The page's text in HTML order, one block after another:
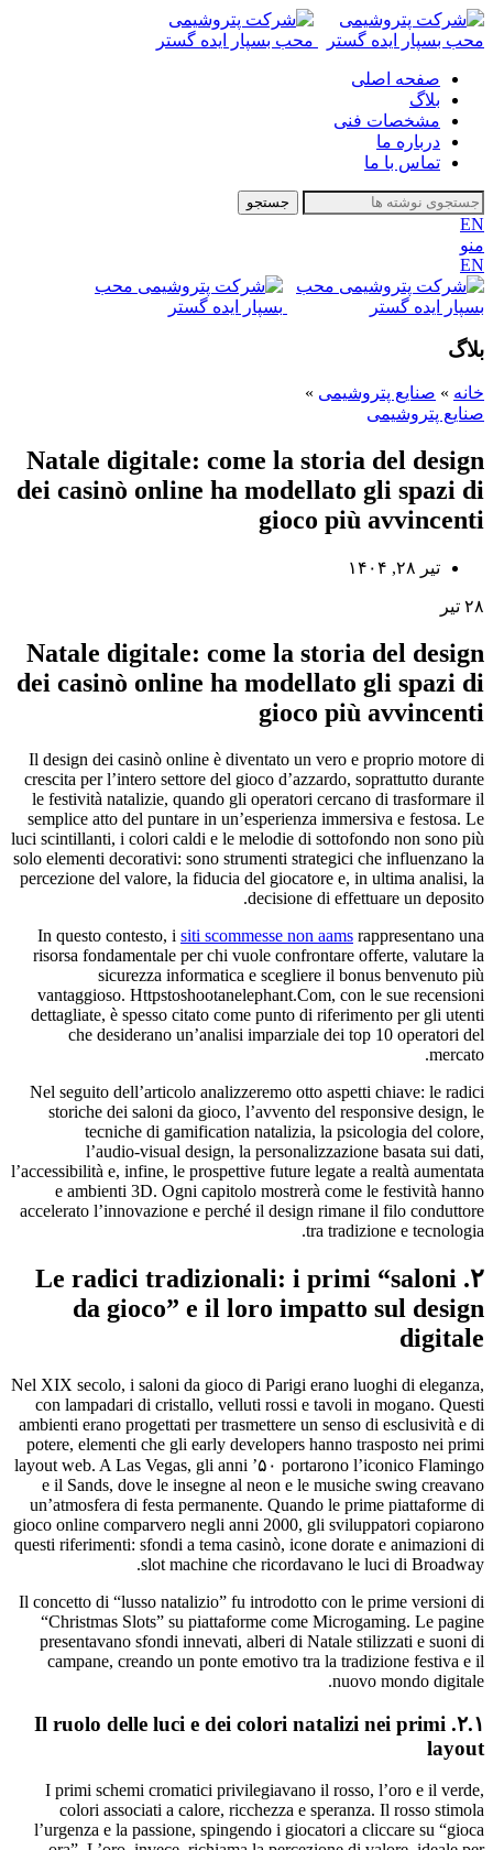
صفحه اصلی
بلاگ
مشخصات فنی
درباره ما
تماس با ما
جستجو
EN
منو
EN
بلاگ
خانه » صنایع پتروشیمی »
صنایع پتروشیمی
Natale digitale: come la storia del design
dei casinò online ha modellato gli spazi di
gioco più avvincenti
تیر ۲۸, ۱۴۰۴
۲۸ تیر
Natale digitale: come la storia del design
dei casinò online ha modellato gli spazi di
gioco più avvincenti
Il design dei casinò online è diventato un vero e proprio motore di
crescita per l’intero settore del gioco d’azzardo, soprattutto durante
le festività natalizie, quando gli operatori cercano di trasformare il
semplice atto del puntare in un’esperienza immersiva e festosa. Le
luci scintillanti, i colori caldi e le melodie di sottofondo non sono più
solo elementi decorativi: sono strumenti strategici che influenzano la
percezione del valore, la fiducia del giocatore e, in ultima analisi, la
decisione di effettuare un deposito.
In questo contesto, i siti scommesse non aams rappresentano una
risorsa fondamentale per chi vuole confrontare offerte, valutare la
sicurezza informatica e scegliere il bonus benvenuto più
vantaggioso. Httpstoshootanelephant.Com, con le sue recensioni
dettagliate, è spesso citato come punto di riferimento per gli utenti
che desiderano un’analisi imparziale dei top 10 operatori del
mercato.
Nel seguito dell’articolo analizzeremo otto aspetti chiave: le radici
storiche dei saloni da gioco, l’avvento del responsive design, le
tecniche di gamification natalizia, la psicologia del colore,
l’audio‑visual design, la personalizzazione basata sui dati,
l’accessibilità e, infine, le prospettive future legate a realtà aumentata
e ambienti 3D. Ogni capitolo mostrerà come le festività hanno
accelerato l’innovazione e perché il design rimane il filo conduttore
tra tradizione e tecnologia.
۲. Le radici tradizionali: i primi “saloni
da gioco” e il loro impatto sul design
digitale
Nel XIX secolo, i saloni da gioco di Parigi erano luoghi di eleganza,
con lampadari di cristallo, velluti rossi e tavoli in mogano. Questi
ambienti erano progettati per trasmettere un senso di esclusività e di
potere, elementi che gli early developers hanno trasposto nei primi
layout web. A Las Vegas, gli anni ’۵۰ portarono l’iconico Flamingo
e il Sands, dove le insegne al neon e le musiche swing creavano
un’atmosfera di festa permanente. Quando le prime piattaforme di
gioco online comparvero negli anni 2000, gli sviluppatori copiarono
questi riferimenti: sfondi a tema casinò, icone dorate e animazioni di
slot machine che ricordavano le luci di Broadway.
Il concetto di “lusso natalizio” fu introdotto con le prime versioni di
“Christmas Slots” su piattaforme come Microgaming. Le pagine
presentavano sfondi innevati, alberi di Natale stilizzati e suoni di
campane, creando un ponte emotivo tra la tradizione festiva e il
nuovo mondo digitale.
۲.۱. Il ruolo delle luci e dei colori natalizi nei primi
layout
I primi schemi cromatici privilegiavano il rosso, l’oro e il verde,
colori associati a calore, ricchezza e speranza. Il rosso stimola
l’urgenza e la passione, spingendo i giocatori a cliccare su “gioca